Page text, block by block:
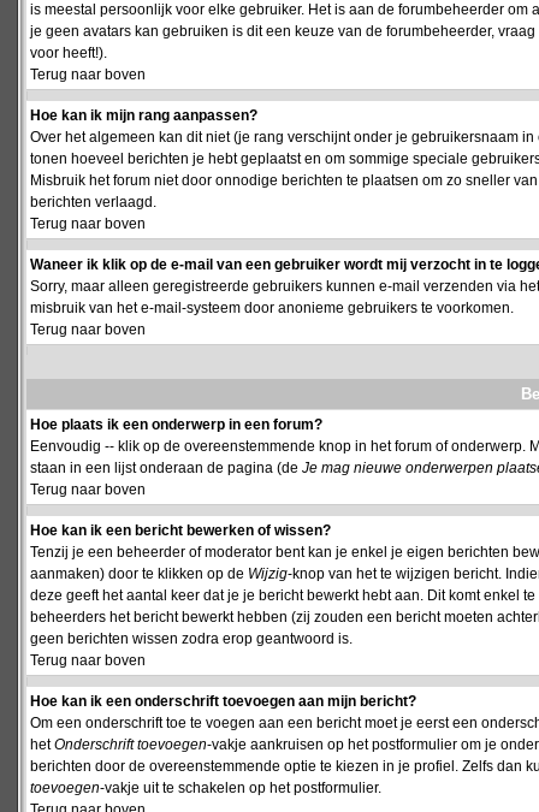
is meestal persoonlijk voor elke gebruiker. Het is aan de forumbeheerder
je geen avatars kan gebruiken is dit een keuze van de forumbeheerder,
voor heeft!).
Terug naar boven
Hoe kan ik mijn rang aanpassen?
Over het algemeen kan dit niet (je rang verschijnt onder je gebruikersnaam
tonen hoeveel berichten je hebt geplaatst en om sommige speciale
Misbruik het forum niet door onnodige berichten te plaatsen om zo sneller
berichten verlaagd.
Terug naar boven
Waneer ik klik op de e-mail van een gebruiker wordt mij verzocht in te
Sorry, maar alleen geregistreerde gebruikers kunnen e-mail verzenden via
misbruik van het e-mail-systeem door anonieme gebruikers te voorkomen.
Terug naar boven
Hoe plaats ik een onderwerp in een forum?
Eenvoudig -- klik op de overeenstemmende knop in het forum of
staan in een lijst onderaan de pagina (de Je mag nieuwe onderwerpen
Terug naar boven
Hoe kan ik een bericht bewerken of wissen?
Tenzij je een beheerder of moderator bent kan je enkel je eigen berichten
aanmaken) door te klikken op de Wijzig-knop van het te wijzigen bericht.
deze geeft het aantal keer dat je je bericht bewerkt hebt aan. Dit komt enkel
beheerders het bericht bewerkt hebben (zij zouden een bericht moeten
geen berichten wissen zodra erop geantwoord is.
Terug naar boven
Hoe kan ik een onderschrift toevoegen aan mijn bericht?
Om een onderschrift toe te voegen aan een bericht moet je eerst een
hetOnderschrift toevoegen-vakje aankruisen op het postformulier om je
berichten door de overeenstemmende optie te kiezen in je profiel. Zelfs dan
toevoegen-vakje uit te schakelen op het postformulier.